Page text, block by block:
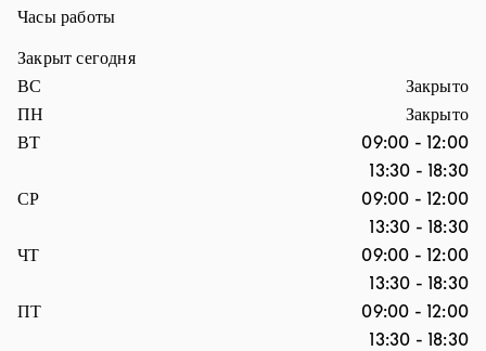
Часы работы
Закрыт сегодня
День недели
ВС
Закрыто
ПН
Закрыто
ВТ
09:00 - 12:00
13:30 - 18:30
СР
09:00 - 12:00
13:30 - 18:30
ЧТ
09:00 - 12:00
13:30 - 18:30
ПТ
09:00 - 12:00
13:30 - 18:30